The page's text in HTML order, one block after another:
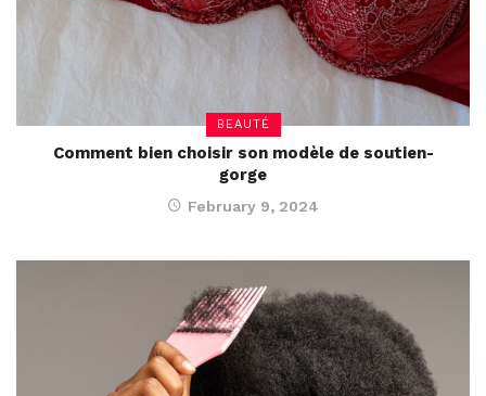
BEAUTÉ
Comment bien choisir son modèle de soutien-
gorge
February 9, 2024